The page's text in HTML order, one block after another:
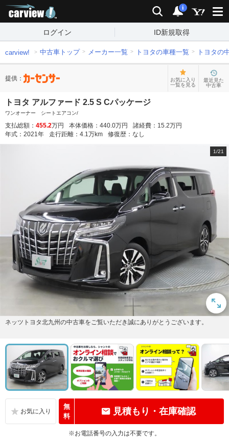
検索 通知
i
ログイン ID新規取得
carview! 中古車トップ メーカー一覧 トヨタの車種一覧 トヨタの
提供：
お気に入り
一覧を見る
最近見た
中古車
トヨタ アルファード 2.5 S Cパッケージ
ワンオーナー シートエアコン/
支払総額： 455.2万円 本体価格： 440.0万円 諸経費： 15.2万円
年式： 2021年 走行距離： 4.1万km 修復歴： なし
1/21
ネッツトヨタ北九州の中古車をご覧いただき誠にありがとうございます。
無
料
見積もり・在庫確認
※お電話番号の入力は不要です。